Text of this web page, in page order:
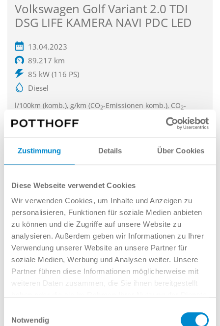
Zustimmung Details Über Cookies
Diese Webseite verwendet Cookies
Wir verwenden Cookies, um Inhalte und Anzeigen zu
personalisieren, Funktionen für soziale Medien anbieten
zu können und die Zugriffe auf unsere Website zu
analysieren. Außerdem geben wir Informationen zu Ihrer
Verwendung unserer Website an unsere Partner für
soziale Medien, Werbung und Analysen weiter. Unsere
Partner führen diese Informationen möglicherweise mit
weiteren Daten zusammen, die Sie ihnen bereitgestellt
Notwendig
Volkswagen Golf Variant 2.0 TDI
DSG LIFE KAMERA NAVI PDC LED
13.04.2023
89.217 km
85 kW (116 PS)
Diesel
l/100km (komb.), g/km (CO2-Emissionen komb.), CO2-
18.443 €* 191 € mtl.*